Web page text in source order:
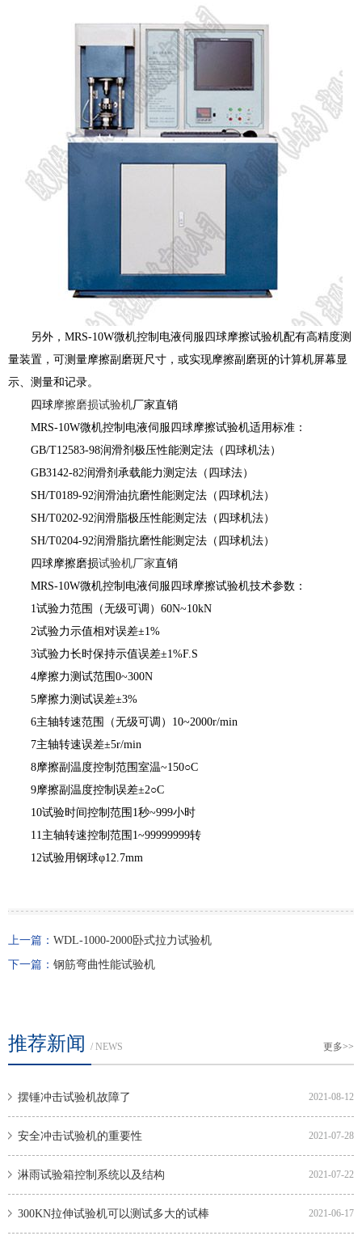
另外，MRS-10W微机控制电液伺服四球摩擦试验机配有高精度测
量装置，可测量摩擦副磨斑尺寸，或实现摩擦副磨斑的计算机屏幕显
示、测量和记录。
四球摩擦磨损试验机厂家直销
MRS-10W微机控制电液伺服四球摩擦试验机适用标准：
GB/T12583-98润滑剂极压性能测定法（四球机法）
GB3142-82润滑剂承载能力测定法（四球法）
SH/T0189-92润滑油抗磨性能测定法（四球机法）
SH/T0202-92润滑脂极压性能测定法（四球机法）
SH/T0204-92润滑脂抗磨性能测定法（四球机法）
四球摩擦磨损试验机厂家直销
MRS-10W微机控制电液伺服四球摩擦试验机技术参数：
1试验力范围（无级可调）60N~10kN
2试验力示值相对误差±1%
3试验力长时保持示值误差±1%F.S
4摩擦力测试范围0~300N
5摩擦力测试误差±3%
6主轴转速范围（无级可调）10~2000r/min
7主轴转速误差±5r/min
8摩擦副温度控制范围室温~150○C
9摩擦副温度控制误差±2○C
10试验时间控制范围1秒~999小时
11主轴转速控制范围1~99999999转
12试验用钢球φ12.7mm
上一篇： WDL-1000-2000卧式拉力试验机
下一篇： 钢筋弯曲性能试验机
推荐新闻 / NEWS 更多>>
2021-08-12
摆锤冲击试验机故障了
2021-07-28
安全冲击试验机的重要性
2021-07-22
淋雨试验箱控制系统以及结构
2021-06-17
300KN拉伸试验机可以测试多大的试棒